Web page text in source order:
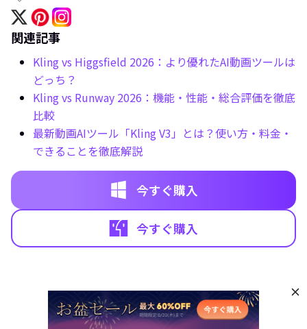
関連記事
Kling vs Higgsfield 2026：より優れたAI動画ツールは
どっち？
Kling vs Runway 2026：機能・性能・総合評価を徹底
比較
最新動画AIツール「Kling V3」とは？使い方・料金・
できることを徹底解説
今すぐ購入
今すぐ購入